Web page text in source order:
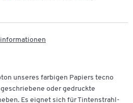
unseres farbigen Papiers tecno
oder gedruckte
Es eignet sich für Tintenstrahl-